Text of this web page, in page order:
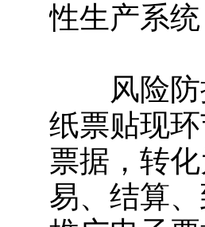
性生产系
风险防控
纸票贴现
票据，转
易、结算